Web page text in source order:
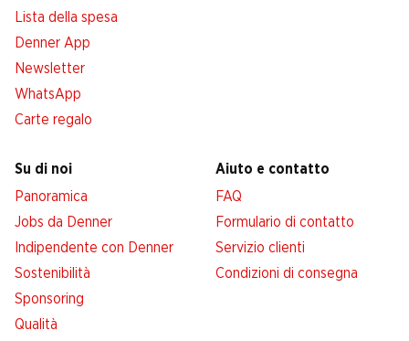
Lista della spesa
Denner App
Newsletter
WhatsApp
Carte regalo
Su di noi
Panoramica
Jobs da Denner
Indipendente con Denner
Sostenibilità
Sponsoring
Qualità
Aiuto e contatto
FAQ
Formulario di contatto
Servizio clienti
Condizioni di consegna